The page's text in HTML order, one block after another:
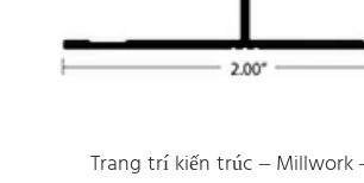
Trang trí kiến trúc – Millwork